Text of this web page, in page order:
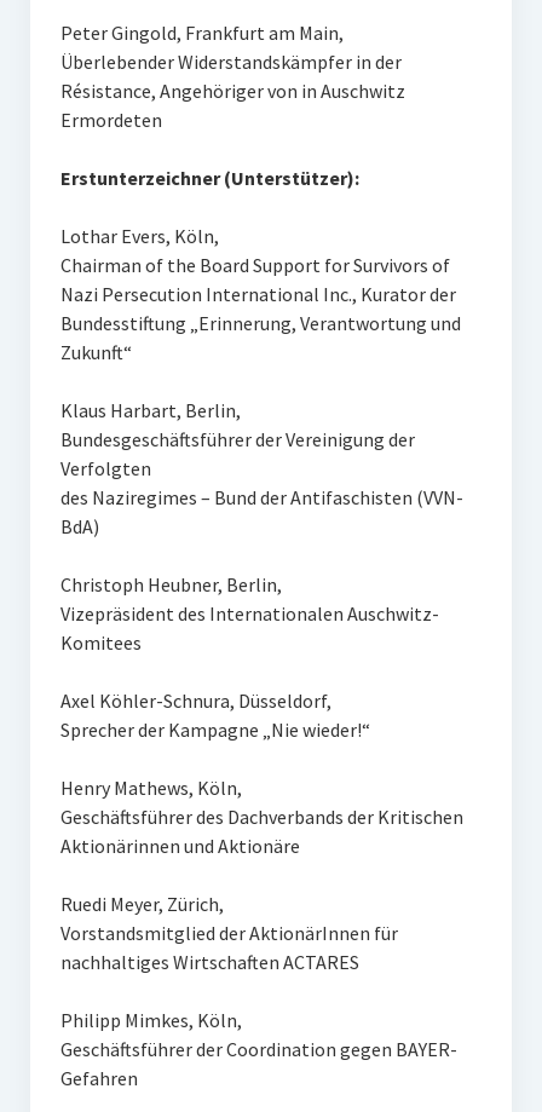
Peter Gingold, Frankfurt am Main,
Überlebender Widerstandskämpfer in der
Résistance, Angehöriger von in Auschwitz
Ermordeten
Erstunterzeichner (Unterstützer):
Lothar Evers, Köln,
Chairman of the Board Support for Survivors of
Nazi Persecution International Inc., Kurator der
Bundesstiftung „Erinnerung, Verantwortung und
Zukunft“
Klaus Harbart, Berlin,
Bundesgeschäftsführer der Vereinigung der
Verfolgten
des Naziregimes – Bund der Antifaschisten (VVN-
BdA)
Christoph Heubner, Berlin,
Vizepräsident des Internationalen Auschwitz-
Komitees
Axel Köhler-Schnura, Düsseldorf,
Sprecher der Kampagne „Nie wieder!“
Henry Mathews, Köln,
Geschäftsführer des Dachverbands der Kritischen
Aktionärinnen und Aktionäre
Ruedi Meyer, Zürich,
Vorstandsmitglied der AktionärInnen für
nachhaltiges Wirtschaften ACTARES
Philipp Mimkes, Köln,
Geschäftsführer der Coordination gegen BAYER-
Gefahren